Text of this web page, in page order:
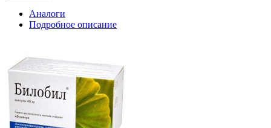
Аналоги
Подробное описание